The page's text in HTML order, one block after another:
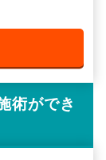
術ができ